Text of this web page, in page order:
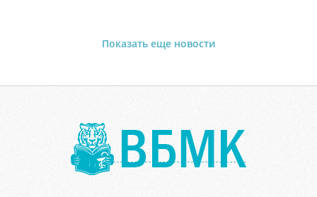
Показать еще новости